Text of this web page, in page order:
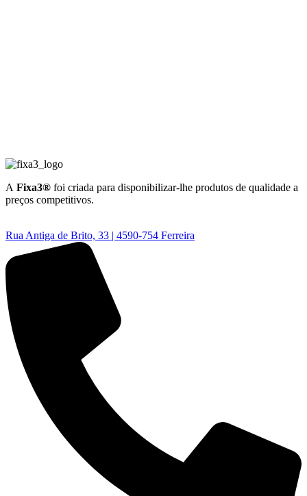
A Fixa3® foi criada para disponibilizar-lhe produtos de qualidade a
preços competitivos.
Rua Antiga de Brito, 33 | 4590-754 Ferreira